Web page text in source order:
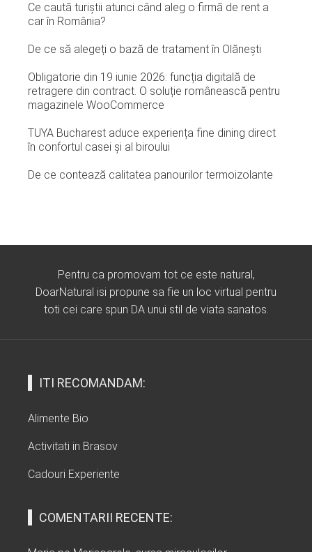
Ce caută turiștii atunci când aleg o firmă de rent a
car în România?
De ce să alegeți o bază de tratament în Olănești
Obligatorie din 19 iunie 2026: funcția digitală de
retragere din contract. O soluție românească pentru
magazinele WooCommerce
TUYA Bucharest aduce experiența fine dining direct
în confortul casei și al biroului
De ce contează calitatea panourilor termoizolante
Pentru ca promovam tot ce este natural,
DoarNatural isi propune sa fie un loc virtual pentru
toti cei care spun DA unui stil de viata sanatos.
ITI RECOMANDAM:
Alimente Bio
Activitati in Brasov
Cadouri Experiente
COMENTARII RECENTE: